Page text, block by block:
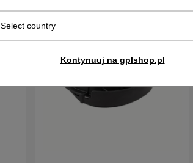
Select country
Kontynuuj na gplshop.pl